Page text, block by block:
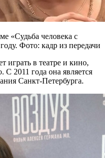
«Судьба человека с
Фото: кадр из передачи
играть в театре и кино,
С 2011 года она является
Санкт-Петербурга.